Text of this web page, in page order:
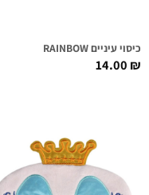
כיסוי עיניים RAINBOW
14.00₪